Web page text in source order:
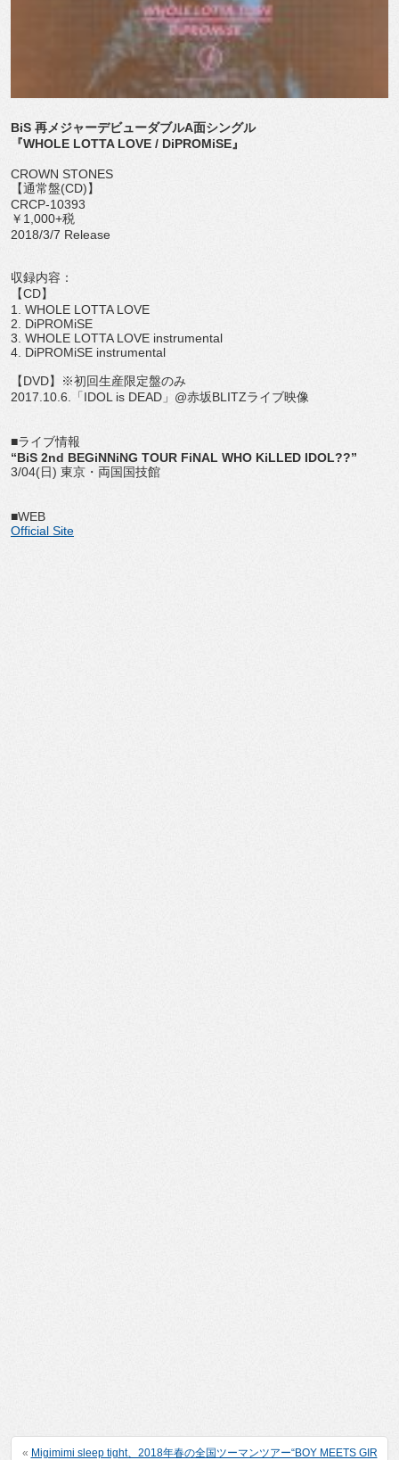
BiS 再メジャーデビューダブルA面シングル
『WHOLE LOTTA LOVE / DiPROMiSE』
CROWN STONES
【通常盤(CD)】
CRCP-10393
￥1,000+税
2018/3/7 Release
収録内容：
【CD】
1. WHOLE LOTTA LOVE
2. DiPROMiSE
3. WHOLE LOTTA LOVE instrumental
4. DiPROMiSE instrumental
【DVD】※初回生産限定盤のみ
2017.10.6.「IDOL is DEAD」@赤坂BLITZライブ映像
■ライブ情報
“BiS 2nd BEGiNNiNG TOUR FiNAL WHO KiLLED IDOL??”
3/04(日) 東京・両国国技館
■WEB
Official Site
« Migimimi sleep tight、2018年春の全国ツーマンツアー“BOY MEETS GIR